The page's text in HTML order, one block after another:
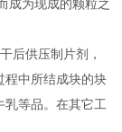
成为现成的颗粒之
后供压制片剂，
程中所结成块的块
乳等品。在其它工